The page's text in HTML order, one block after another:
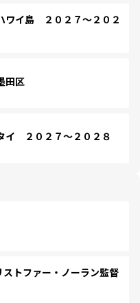
イ島 ２０２７～２０２
田区
２０２７～２０２８
トファー・ノーラン監督